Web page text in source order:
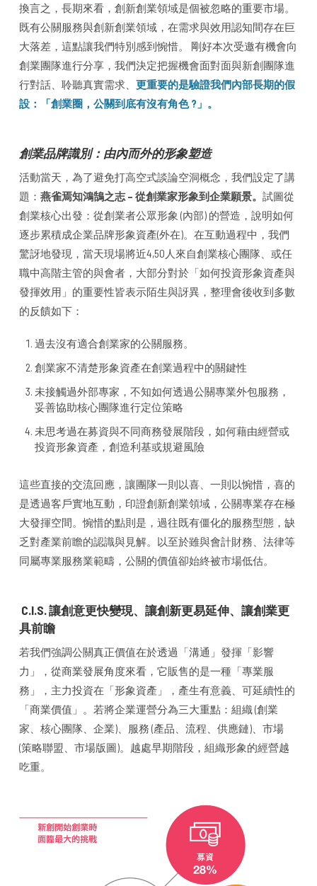
換言之，長期來看，創新創業領域是個被忽略的重要市場。
既有公關服務與創新創業領域，在需求與效用認知間存在巨
大落差，這點讓我們特別感到惋惜。 剛好本次受邀有機會向
創業團隊進行分享，我們決定把握機會面對面與新創團隊進
行對話、聆聽真實需求、 更重要的是驗證我們內部長期的假
設：「創業圈，公關到底有沒有角色 ?」。
創業品牌識別：由內而外的形象塑造
活動當天，為了避免打高空式談論空洞概念，我們設定了講
題： 燕雀焉知鴻鵠之志 – 從創業家形象到企業願景。 試圖從
創業核心出發：從創業者公眾形象 (內部) 的營造，說明如何
逐步累積成企業品牌形象資產(外在)。在互動過程中，我們
驚訝地發現，當天現場將近4,50人來自創業核心團隊、或任
職中高階主管的與會者，大部分對於「如何投資形象資產與
發揮效用」的重要性皆表示陌生與訝異，整理會後收到多數
的反饋如下：
過去沒有適合創業家的公關服務。
創業家不清楚形象資產在創業過程中的關鍵性
未接觸過外部專家，不知如何透過公關專業外包服務，
妥善協助核心團隊進行定位策略
未思考過在募資與不同商務發展階段，如何藉由經營或
投資形象資產，創造利基或規避風險
這些直接的交流回應，讓團隊一則以喜、一則以惋惜，喜的
是透過客戶實地互動，印證創新創業領域，公關專業存在極
大發揮空間。惋惜的點則是，過往既有僵化的服務型態，缺
乏對產業前瞻的認識與見解。以至於雖與會計財務、法律等
同屬專業服務業範疇，公關的價值卻始終被市場低估。
C.I.S. 讓創意更快變現、讓創新更易延伸、讓創業更
具前瞻
若我們強調公關真正價值在於透過「溝通」發揮「影響
力」，從商業發展角度來看，它販售的是一種「專業服
務」，主力投資在「形象資產」，產生有意義、可延續性的
「商業價值」。若將企業運營分為三大重點：組織 (創業
家、核心團隊、企業)、服務 (產品、流程、供應鏈)、市場
(策略聯盟、市場版圖)。越處早期階段，組織形象的經營越
吃重。